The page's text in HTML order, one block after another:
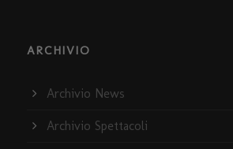
ARCHIVIO
Archivio News
Archivio Spettacoli